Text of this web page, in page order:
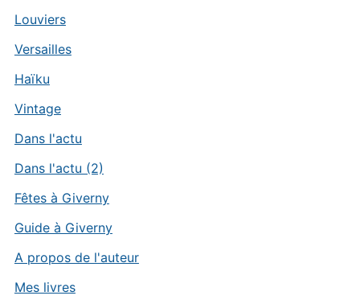
Louviers
Versailles
Haïku
Vintage
Dans l'actu
Dans l'actu (2)
Fêtes à Giverny
Guide à Giverny
A propos de l'auteur
Mes livres